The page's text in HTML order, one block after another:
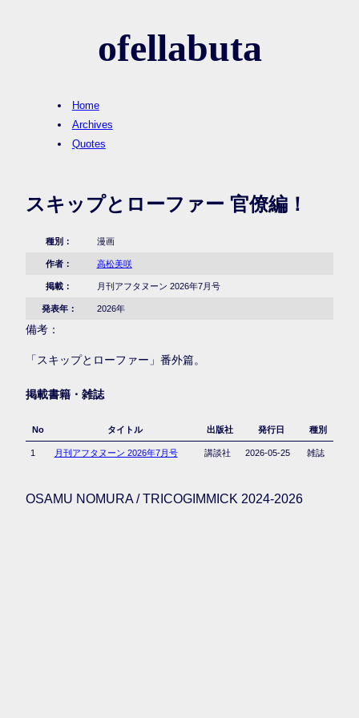
ofellabuta
Home
Archives
Quotes
スキップとローファー 官僚編！
種別： 漫画
作者： 高松美咲
掲載： 月刊アフタヌーン 2026年7月号
発表年： 2026年
備考：
「スキップとローファー」番外篇。
掲載書籍・雑誌
No タイトル 出版社 発行日 種別
1 月刊アフタヌーン 2026年7月号 講談社 2026-05-25 雑誌
OSAMU NOMURA / TRICOGIMMICK 2024-2026